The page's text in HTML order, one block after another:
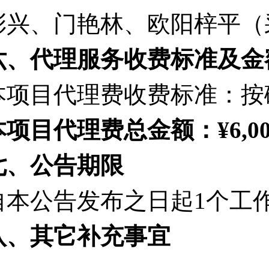
兴、门艳林、欧阳梓平
、代理服务收费标准及
项目代理费收费标准：
项目代理费总金额：
、公告期限
本公告发布之日起1个工
、其它补充事宜